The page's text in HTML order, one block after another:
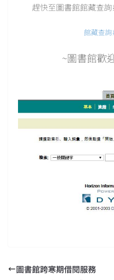
趕快至圖書館館藏查
館藏查詢
~圖書館歡
圖書館跨寒期借閱服務